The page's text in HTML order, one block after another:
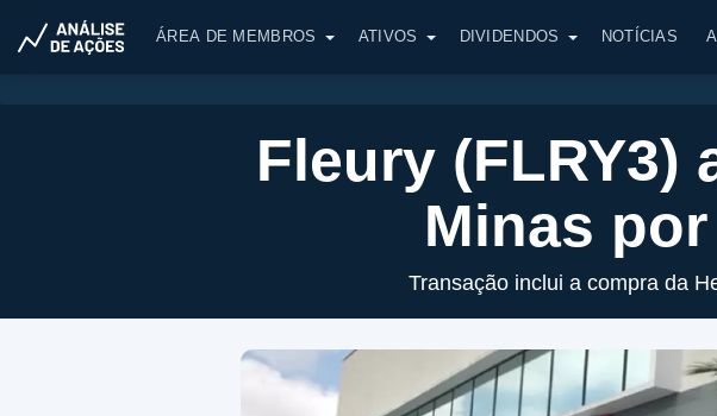
ÁREA DE MEMBROS ATIVOS DIVIDENDOS NOTÍCIAS
Fleury (FLRY3)
Minas
Transação inclui a compra da